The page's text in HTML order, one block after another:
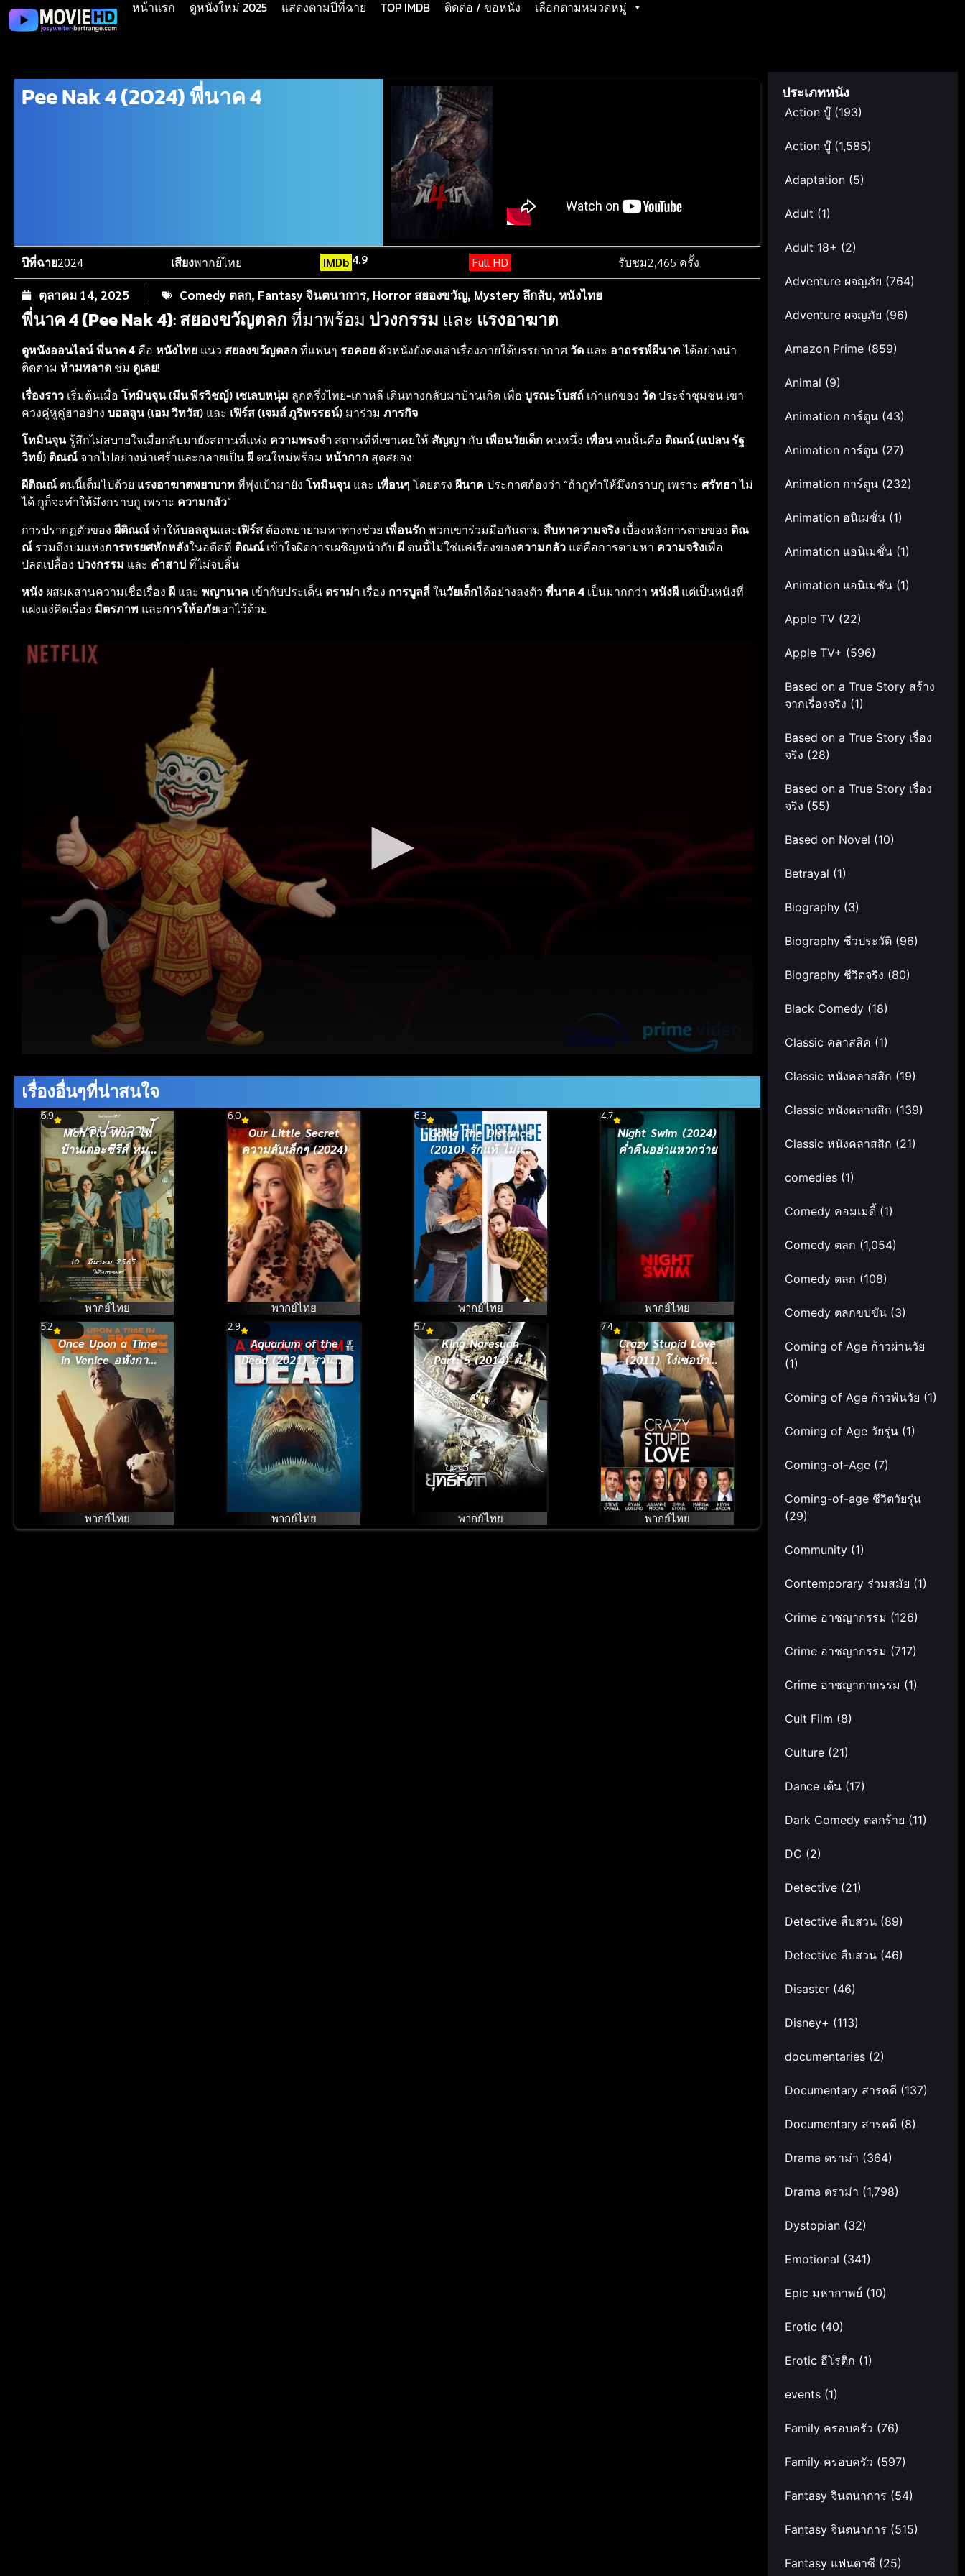
หน้าแรก ดูหนังใหม่ 2025 แสดงตามปีที่ฉาย TOP IMDB ติดต่อ / ขอหนัง เลือกตามหมวดหมู่
Pee Nak 4 (2024) พี่นาค 4
ปีที่ฉาย2024 เสียงพากย์ไทย IMDb 4.9 Full HD รับชม2,465 ครั้ง
ตุลาคม 14, 2025 Comedy ตลก, Fantasy จินตนาการ, Horror สยองขวัญ, Mystery ลึกลับ, หนังไทย
พี่นาค 4 (Pee Nak 4):สยองขวัญตลกที่มาพร้อม บ่วงกรรม และ แรงอาฆาต
ดูหนังออนไลน์พี่นาค 4 คือ หนังไทย แนว สยองขวัญตลกที่แฟนๆ รอคอย ตัวหนังยังคงเล่าเรื่องภายใต้บรรยากาศวัด และ อาถรรพ์ผีนาคได้อย่างน่า
ติดตาม ห้ามพลาด ชม ดูเลย!
เรื่องราว เริ่มต้นเมื่อ โทมินจุน(มีน พีรวิชญ์) เซเลบหนุ่ม ลูกครึ่งไทย-เกาหลี เดินทางกลับมาบ้านเกิด เพื่อ บูรณะโบสถ์ เก่าแก่ของ วัดประจำชุมชน เขา
ควงคู่หูคู่ฮาอย่าง บอลลูน(เอม วิทวัส) และ เฟิร์ส(เจมส์ ภูริพรรธน์) มาร่วม ภารกิจ
โทมินจุนรู้สึกไม่สบายใจเมื่อกลับมายังสถานที่แห่ง ความทรงจำ สถานที่ที่เขาเคยให้ สัญญา กับ เพื่อนวัยเด็ก คนหนึ่ง เพื่อนคนนั้นคือ ติณณ์(แปลน รัฐ
วิทย์) ติณณ์ จากไปอย่างน่าเศร้าและกลายเป็นผี ตนใหม่พร้อม หน้ากาก สุดสยอง
ผีติณณ์ ตนนี้เต็มไปด้วย แรงอาฆาตพยาบาทที่พุ่งเป้ามายัง โทมินจุนและ เพื่อนๆ โดยตรง ผีนาค ประกาศก้องว่า “ถ้ากูทำให้มึงกราบกู เพราะ ศรัทธาไม่
ได้ กูก็จะทำให้มึงกราบกู เพราะ ความกลัว”
การปรากฏตัวของ ผีติณณ์ทำให้บอลลูนและเฟิร์ส ต้องพยายามหาทางช่วย เพื่อนรักพวกเขาร่วมมือกันตาม สืบหาความจริง เบื้องหลังการตายของ ติณ
ณ์ รวมถึงปมแห่งการทรยศหักหลังในอดีตที่ ติณณ์ เข้าใจผิดการเผชิญหน้ากับ ผี ตนนี้ไม่ใช่แค่เรื่องของความกลัว แต่คือการตามหา ความจริงเพื่อ
ปลดเปลื้อง บ่วงกรรม และ คำสาปที่ไม่จบสิ้น
หนัง ผสมผสานความเชื่อเรื่อง ผี และ พญานาค เข้ากับประเด็น ดราม่า เรื่อง การบูลลี่ในวัยเด็กได้อย่างลงตัว พี่นาค 4 เป็นมากกว่า หนังผี แต่เป็นหนังที่
แฝงแง่คิดเรื่อง มิตรภาพ และการให้อภัยเอาไว้ด้วย
เรื่องอื่นๆที่น่าสนใจ
6.9
Moh Pla Wan ไท
บ้านเดอะซีรีส์ หมอ
ปลาวาฬ (2022)
พากย์ไทย
6.0
Our Little Secret
ความลับเล็กๆ (2024)
พากย์ไทย
6.3
Going The Distance
(2010) รักแท้ ไม่แพ้
ระยะทาง
พากย์ไทย
4.7
Night Swim (2024)
ค่ำคืนอย่าแหวกว่าย
พากย์ไทย
5.2
Once Upon a Time
in Venice อหังการ
ตามล่ากลางกรุงเวนิส
(2017)
พากย์ไทย
2.9
Aquarium of the
Dead (2021) สวนน้ำ
ซอมบี้
พากย์ไทย
5.7
King Naresuan
Part: 5 (2014) ตํา
นานสมเด็จพระ
นเรศวรมหาราช
ยุทธหัตถี
พากย์ไทย
7.4
Crazy Stupid Love
(2011) โง่เซ่อบ้า
เพราะว่าความรัก
พากย์ไทย
ประเภทหนัง
Action บู๊(193)
Action บู๊(1,585)
Adaptation (5)
Adult (1)
Adult 18+ (2)
Adventure ผจญภัย (764)
Adventure ผจญภัย (96)
Amazon Prime (859)
Animal (9)
Animation การ์ตูน (43)
Animation การ์ตูน (27)
Animation การ์ตูน (232)
Animation อนิเมชั่น (1)
Animation แอนิเมชั่น (1)
Animation แอนิเมชัน (1)
Apple TV (22)
Apple TV+ (596)
Based on a True Story สร้าง
จากเรื่องจริง (1)
Based on a True Story เรื่อง
จริง (28)
Based on a True Story เรื่อง
จริง (55)
Based on Novel (10)
Betrayal (1)
Biography (3)
Biography ชีวประวัติ (96)
Biography ชีวิตจริง (80)
Black Comedy (18)
Classic คลาสสิค (1)
Classic หนังคลาสสิก (19)
Classic หนังคลาสสิก (139)
Classic หนังคลาสสิก (21)
comedies (1)
Comedy คอมเมดี้ (1)
Comedy ตลก (1,054)
Comedy ตลก (108)
Comedy ตลกขบขัน (3)
Coming of Age ก้าวผ่านวัย
(1)
Coming of Age ก้าวพ้นวัย (1)
Coming of Age วัยรุ่น (1)
Coming-of-Age (7)
Coming-of-age ชีวิตวัยรุ่น
(29)
Community (1)
Contemporary ร่วมสมัย (1)
Crime อาชญากรรม (126)
Crime อาชญากรรม (717)
Crime อาชญากากรรม (1)
Cult Film (8)
Culture (21)
Dance เต้น (17)
Dark Comedy ตลกร้าย (11)
DC (2)
Detective (21)
Detective สืบสวน (89)
Detective สืบสวน (46)
Disaster (46)
Disney+ (113)
documentaries (2)
Documentary สารคดี (137)
Documentary สารคดี (8)
Drama ดราม่า (364)
Drama ดราม่า (1,798)
Dystopian (32)
Emotional (341)
Epic มหากาพย์ (10)
Erotic (40)
Erotic อีโรติก (1)
events (1)
Family ครอบครัว (76)
Family ครอบครัว (597)
Fantasy จินตนาการ (54)
Fantasy จินตนาการ (515)
Fantasy แฟนตาซี (25)